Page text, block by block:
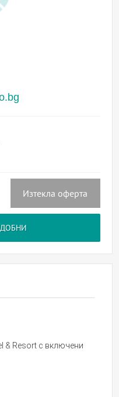
Изтекла оферта
& Resort с включени